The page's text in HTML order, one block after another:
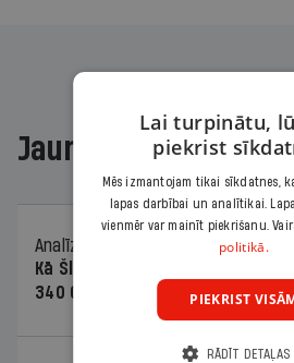
Jaunākajā žurnālā
Analīze
Kā Šlesera partija palika
340 000 vērtu reklāmas
Lai turpinātu,
piekrist
Mēs izmantojam tikai sīkdatnes,
lapas darbībai un analītikai.
vienmēr var mainīt piekrišanu.
politikā.
PIEKRIST
RĀDĪT DETAĻAS